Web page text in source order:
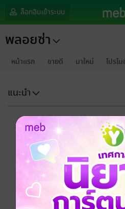
ล็อกอินเข้าระบบ
พลอยซ่า
หน้าแรก ขายดี มาใหม่ โปรโ
แนะนำ
ขออภัยด้
ไม่พบข้อมูลในหัวข้อ